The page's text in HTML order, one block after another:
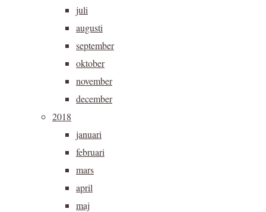
juli
augusti
september
oktober
november
december
2018
januari
februari
mars
april
maj